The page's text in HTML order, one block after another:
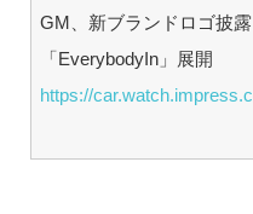
GM、新ブランドロゴ披
「EverybodyIn」展開
https://